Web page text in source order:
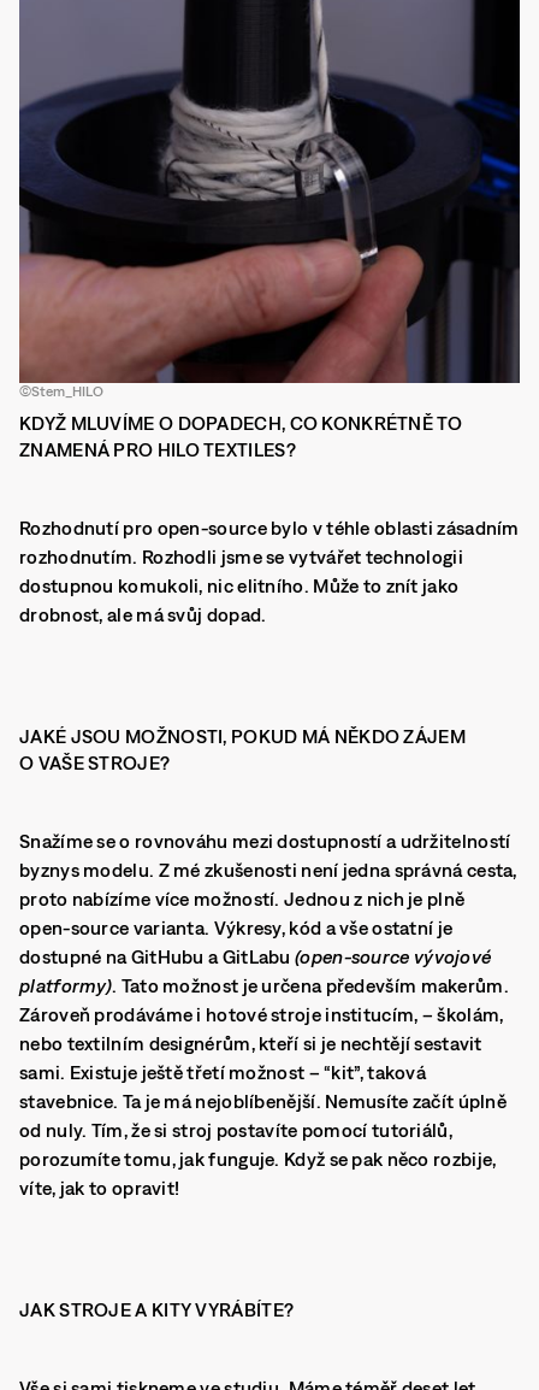
©Stem_HILO
KDYŽ MLUVÍME O DOPADECH, CO KONKRÉTNĚ TO
ZNAMENÁ PRO HILO TEXTILES?
Rozhodnutí pro open-source bylo v téhle oblasti zásadním
rozhodnutím. Rozhodli jsme se vytvářet technologii
dostupnou komukoli, nic elitního. Může to znít jako
drobnost, ale má svůj dopad.
JAKÉ JSOU MOŽNOSTI, POKUD MÁ NĚKDO ZÁJEM
O VAŠE STROJE?
Snažíme se o rovnováhu mezi dostupností a udržitelností
byznys modelu. Z mé zkušenosti není jedna správná cesta,
proto nabízíme více možností. Jednou z nich je plně
open-source varianta. Výkresy, kód a vše ostatní je
dostupné na GitHubu a GitLabu(open-source vývojové
platformy). Tato možnost je určena především makerům.
Zároveň prodáváme i hotové stroje institucím, – školám,
nebo textilním designérům, kteří si je nechtějí sestavit
sami. Existuje ještě třetí možnost – “kit”, taková
stavebnice. Ta je má nejoblíbenější. Nemusíte začít úplně
od nuly. Tím, že si stroj postavíte pomocí tutoriálů,
porozumíte tomu, jak funguje. Když se pak něco rozbije,
víte, jak to opravit!
JAK STROJE A KITY VYRÁBÍTE?